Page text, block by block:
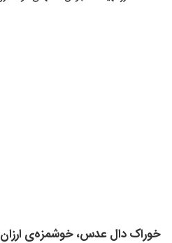
خوراک دال عدس، خوشمزه‌ی ارزان